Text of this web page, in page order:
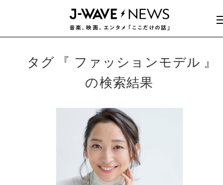
タグ
ファッションモデル
の検索結果